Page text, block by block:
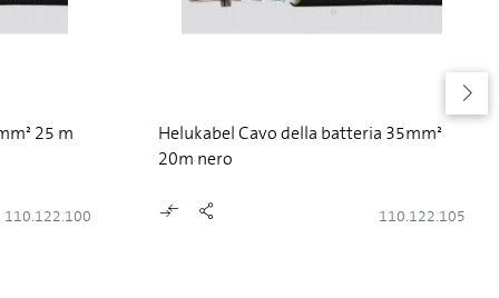
25 m
110.122.100
Helukabel Cavo della batteria 35mm²
20m nero
110.122.105